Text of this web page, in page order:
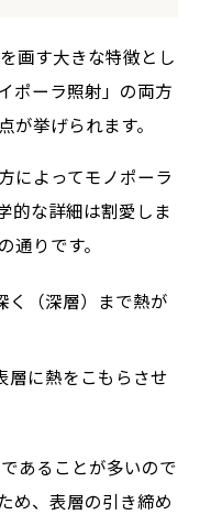
画す大きな特徴とし
ポーラ照射」の両方
が挙げられます。
によってモノポーラ
的な詳細は割愛しま
りです。
く（深層）まで熱が
層に熱をこもらさせ
あることが多いので
、 表層の引き締め